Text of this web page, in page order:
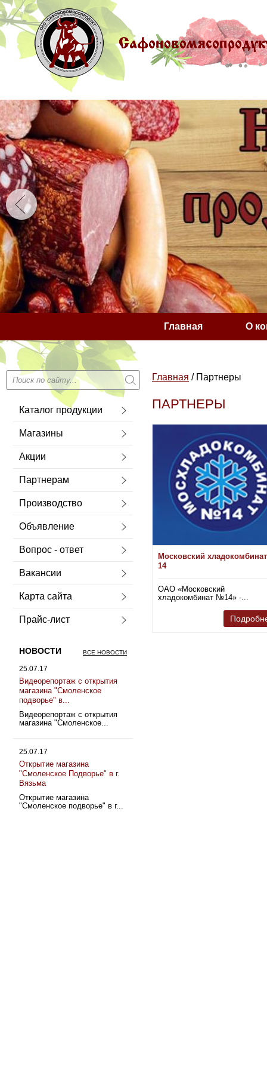
Главная О
Каталог продукции
Магазины
Акции
Партнерам
Производство
Объявление
Вопрос - ответ
Вакансии
Карта сайта
Прайс-лист
ВСЕ НОВОСТИ
НОВОСТИ
25.07.17
Видеорепортаж с открытия
магазина "Смоленское
подворье" в...
Видеорепортаж с открытия
магазина "Смоленское...
25.07.17
Открытие магазина
"Смоленское Подворье" в г.
Вязьма
Открытие магазина
"Смоленское подворье" в г...
Главная / Партнеры
ПАРТНЕРЫ
Московский
14
ОАО «Московский
хладокомбинат №14» -...